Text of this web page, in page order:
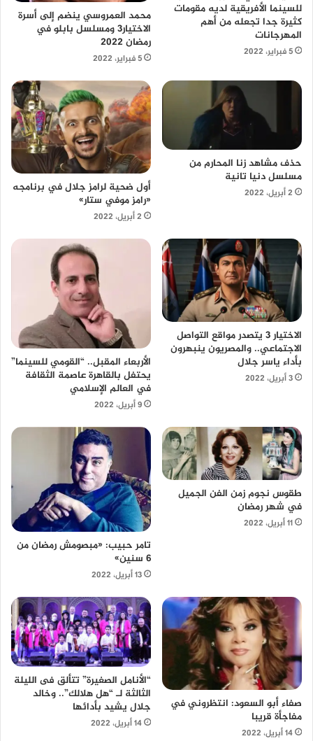
للسينما الأفريقية لديه مقومات
كثيرة جدا تجعله من أهم
المهرجانات
5 فبراير، 2022
محمد العمروسي ينضم إلى أسرة
الاختيار3 ومسلسل بابلو في
رمضان 2022
5 فبراير، 2022
حذف مشاهد زنا المحارم من
مسلسل دنيا تانية
2 أبريل، 2022
أول ضحية لرامز جلال في برنامجه
«رامز موفي ستار»
2 أبريل، 2022
الاختيار 3 يتصدر مواقع التواصل
الاجتماعي.. والمصريون ينبهرون
بأداء ياسر جلال
3 أبريل، 2022
الأربعاء المقبل.. “القومي للسينما”
يحتفل بالقاهرة عاصمة الثقافة
في العالم الإسلامي
9 أبريل، 2022
طقوس نجوم زمن الفن الجميل
في شهر رمضان
11 أبريل، 2022
تامر حبيب: «مبصومش رمضان من
6 سنين»
13 أبريل، 2022
صفاء أبو السعود: انتظروني في
مفاجأة قريبا
14 أبريل، 2022
“الأنامل الصغيرة” تتألق فى الليلة
الثالثة لـ “هل هلالك”.. وخالد
جلال يشيد بأدائها
14 أبريل، 2022